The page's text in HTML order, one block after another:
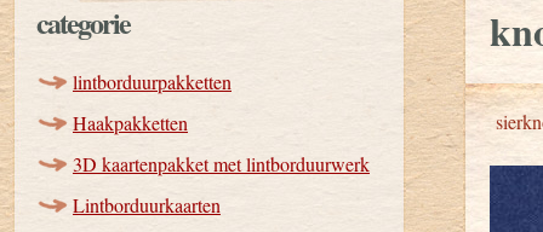
categorie
lintborduurpakketten
Haakpakketten
3D kaartenpakket met lintborduurwerk
Lintborduurkaarten